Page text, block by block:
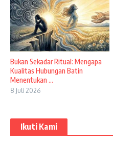
Bukan Sekadar Ritual: Mengapa
Kualitas Hubungan Batin
Menentukan ...
8 Juli 2026
Ikuti Kami